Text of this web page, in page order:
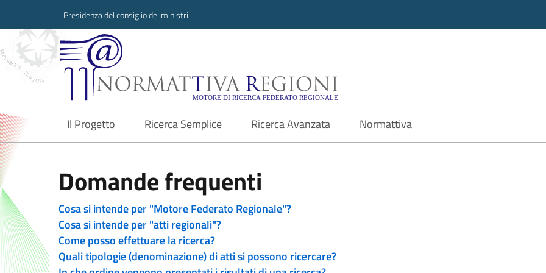
Presidenza del consiglio dei ministri
Normattiva Regioni - Motore di ricerca
Il Progetto
current Ricerca Semplice Ricerca Avanzata Normattiva
Domande frequenti
Cosa si intende per "Motore Federato Regionale"?
Cosa si intende per "atti regionali"?
Come posso effettuare la ricerca?
Quali tipologie (denominazione) di atti si possono ricercare?